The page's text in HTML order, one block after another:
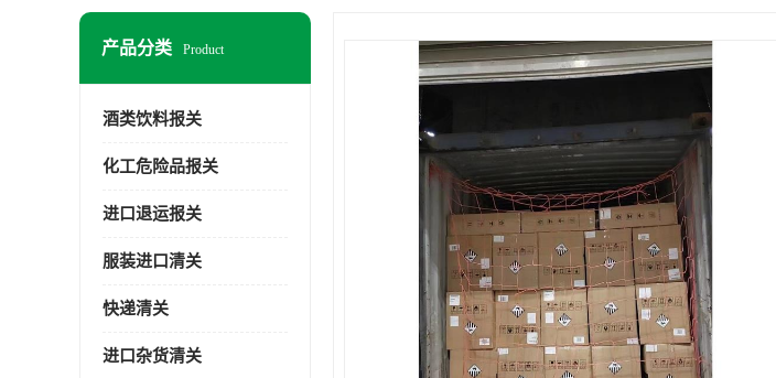
产品分类 Product
酒类饮料报关
化工危险品报关
进口退运报关
服装进口清关
快递清关
进口杂货清关